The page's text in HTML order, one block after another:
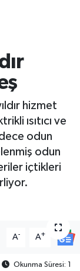
hizmet
ısıtıcı ve
odun
odun
içtikleri
A- A+
Okunma Süresi: 1